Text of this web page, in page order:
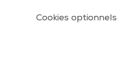
Cookies optionnels